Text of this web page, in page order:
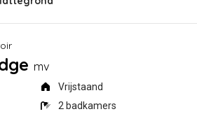
mv
Vrijstaand
2 badkamers